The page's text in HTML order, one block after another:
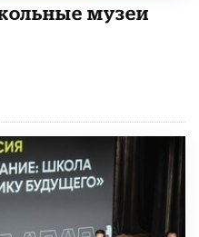
музеи